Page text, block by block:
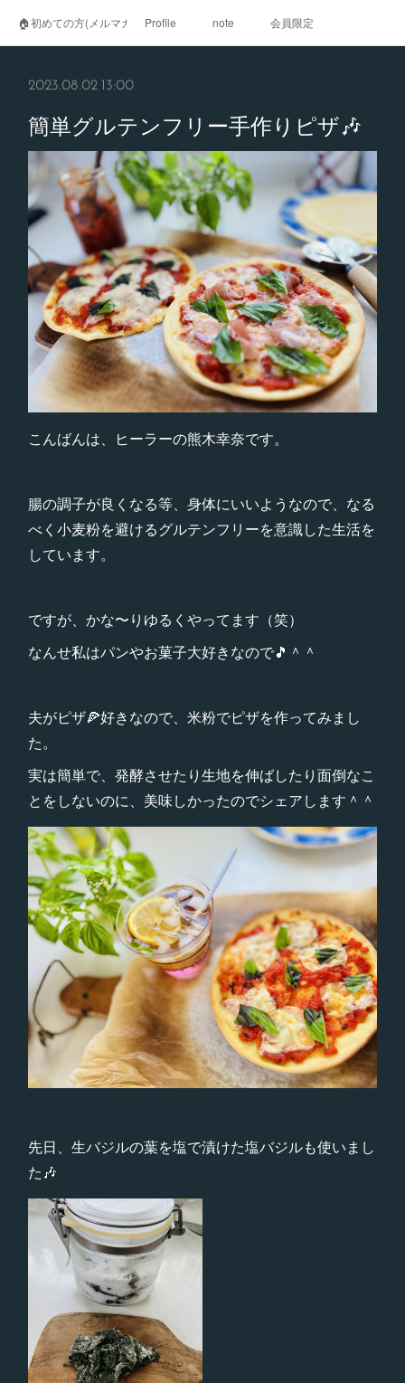
🏠初めての方(メルマガ登録)Profile note 会員限定
2023.08.02 13:00
簡単グルテンフリー手作りピザ🎶
こんばんは、ヒーラーの熊木幸奈です。
腸の調子が良くなる等、身体にいいようなので、なる
べく小麦粉を避けるグルテンフリーを意識した生活を
しています。
ですが、かな〜りゆるくやってます（笑）
なんせ私はパンやお菓子大好きなので🎵＾＾
夫がピザ🍕好きなので、米粉でピザを作ってみまし
た。
実は簡単で、発酵させたり生地を伸ばしたり面倒なこ
とをしないのに、美味しかったのでシェアします＾＾
先日、生バジルの葉を塩で漬けた塩バジルも使いまし
た🎶